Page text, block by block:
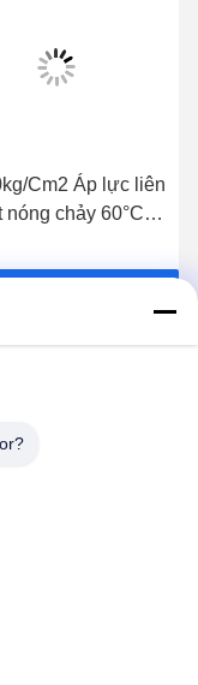
Cm2 Áp lực liên
nóng chảy 60°C